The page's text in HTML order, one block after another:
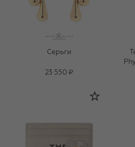
Серьги
23 550 ₽